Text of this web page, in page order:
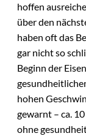
hoffen
über den
haben oft das
gar nicht so
Beginn der
hohen
gewarnt – ca.
ohne